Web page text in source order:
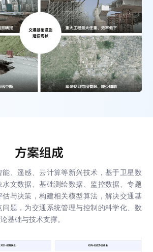
方案组成
、遥感、云计算等新兴技术，基于卫星数
文数据、基础测绘数据、监控数据、专题
与决策，构建相关模型算法，解决交通基
题，为交通系统管理与控制的科学化、数
基础与技术支撑。